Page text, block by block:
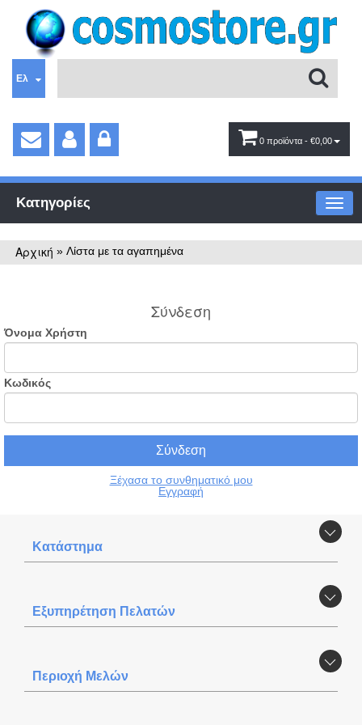
Ελ
0 προϊόντα - €0,00
Κατηγορίες
Αρχική » Λίστα με τα αγαπημένα
Σύνδεση
Όνομα Χρήστη
Κωδικός
Ξέχασα το συνθηματικό μου
Εγγραφή
Κατάστημα
Εξυπηρέτηση Πελατών
Περιοχή Mελών